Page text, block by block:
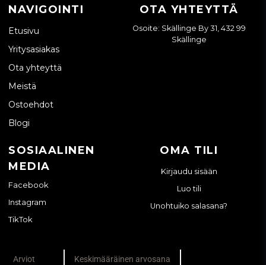
NAVIGOINTI
Etusivu
Yritysasiakas
Ota yhteyttä
Meistä
Ostoehdot
Blogi
OTA YHTEYTTÄ
Osoite: Skällinge By 31, 432 99
Skällinge
SOSIAALINEN
MEDIA
Facebook
Instagram
TikTok
OMA TILI
Kirjaudu sisään
Luo tili
Unohtuiko salasana?